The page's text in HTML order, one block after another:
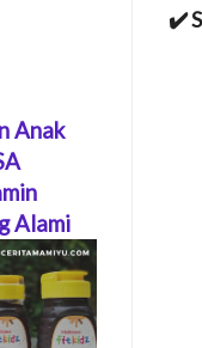
✔️
Anak
Alami